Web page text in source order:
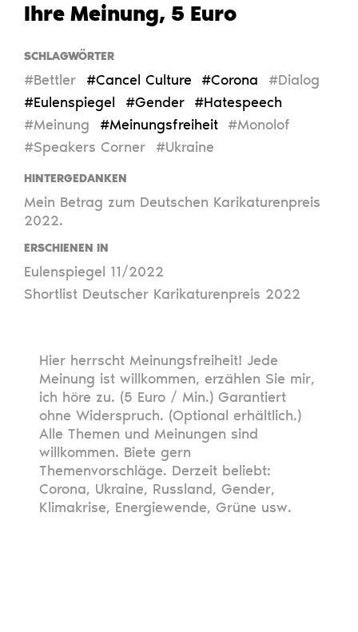
Ihre Meinung, 5 Euro
SCHLAGWÖRTER
#Bettler #Cancel Culture #Corona
#Dialog
#Eulenspiegel
#Gender
#Hatespeech
#Meinung
#Meinungsfreiheit
#Monolof
#Speakers Corner
#Ukraine
HINTERGEDANKEN
Mein Betrag zum Deutschen Karikaturenpreis
2022.
ERSCHIENEN IN
Eulenspiegel 11/2022
Shortlist Deutscher Karikaturenpreis 2022
Hier herrscht Meinungsfreiheit! Jede
Meinung ist willkommen, erzählen Sie mir,
ich höre zu. (5 Euro / Min.) Garantiert
ohne Widerspruch. (Optional erhältlich.)
Alle Themen und Meinungen sind
willkommen. Biete gern
Themenvorschläge. Derzeit beliebt:
Corona, Ukraine, Russland, Gender,
Klimakrise, Energiewende, Grüne usw.